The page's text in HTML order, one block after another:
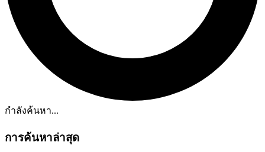
กำลังค้นหา...
การค้นหาล่าสุด